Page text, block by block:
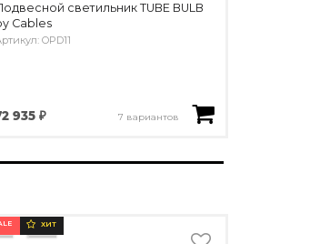
светильник TUBE BULB
Cables
OPD11
935 ₽ 7 вариантов
ХИТ